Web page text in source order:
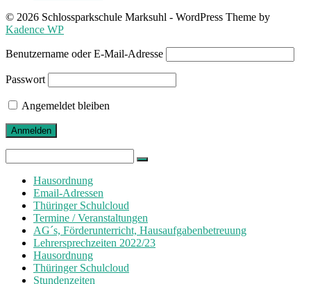
© 2026 Schlossparkschule Marksuhl - WordPress Theme by
Kadence WP
Benutzername oder E-Mail-Adresse
Passwort
Angemeldet bleiben
for:
Hausordnung
Email-Adressen
Thüringer Schulcloud
Termine / Veranstaltungen
AG´s, Förderunterricht, Hausaufgabenbetreuung
Lehrersprechzeiten 2022/23
Hausordnung
Thüringer Schulcloud
Stundenzeiten